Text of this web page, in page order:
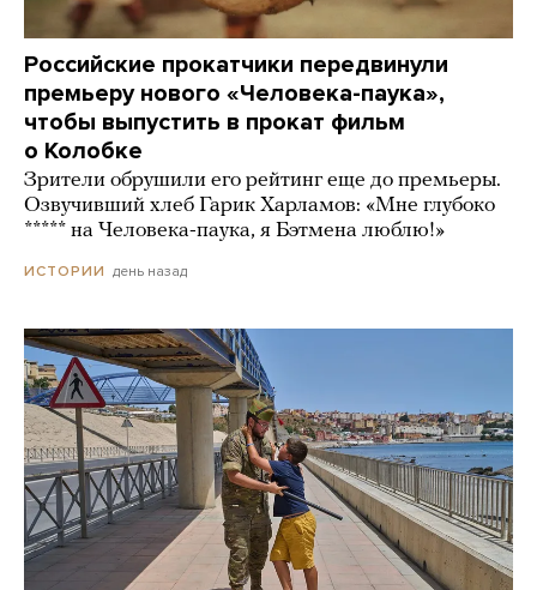
Российские прокатчики передвинули
премьеру нового «Человека-паука»,
чтобы выпустить в прокат фильм
о Колобке
Зрители обрушили его рейтинг еще до премьеры.
Озвучивший хлеб Гарик Харламов: «Мне глубоко
***** на Человека-паука, я Бэтмена люблю!»
ИСТОРИИ день назад